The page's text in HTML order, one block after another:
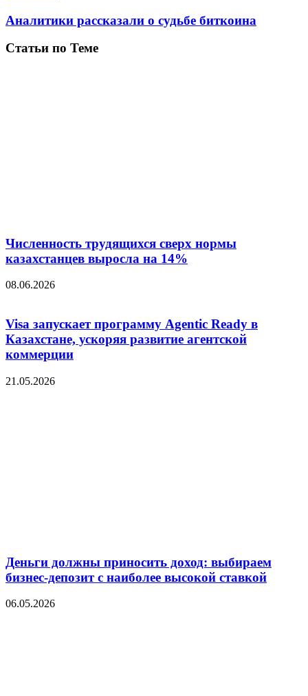
Аналитики рассказали о судьбе биткоина
Статьи по Теме
Численность трудящихся сверх нормы
казахстанцев выросла на 14%
08.06.2026
Visa запускает программу Agentic Ready в
Казахстане, ускоряя развитие агентской
коммерции
21.05.2026
Деньги должны приносить доход: выбираем
бизнес-депозит с наиболее высокой ставкой
06.05.2026